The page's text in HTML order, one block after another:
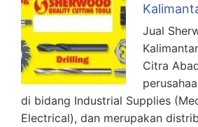
Jual
Citra
di bidang Industrial Supplies
Electrical), dan merupakan